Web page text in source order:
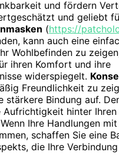
und fördern
und geliebt
(https://
kann auch eine
Wohlbefinden zu
ihren Komfort und ihre
widerspiegelt.
Freundlichkeit zu
stärkere Bindung auf.
Aufrichtigkeit hinter Ihren
Ihre Handlungen mit
schaffen Sie eine
die Ihre